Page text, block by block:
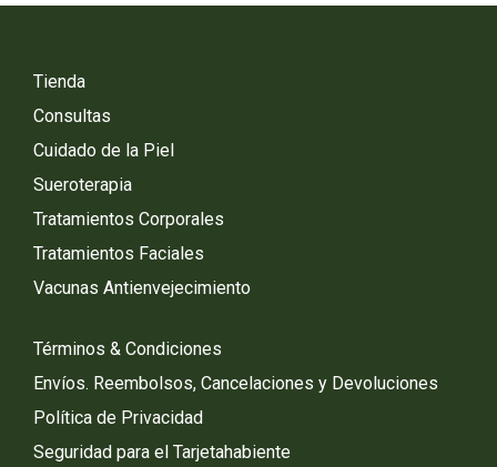
Tienda
Consultas
Cuidado de la Piel
Sueroterapia
Tratamientos Corporales
Tratamientos Faciales
Vacunas Antienvejecimiento
Términos & Condiciones
Envíos. Reembolsos, Cancelaciones y Devoluciones
Política de Privacidad
Seguridad para el Tarjetahabiente